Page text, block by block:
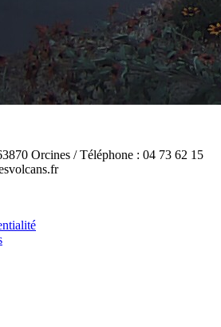
Orcines / Téléphone : 04 73 62 15